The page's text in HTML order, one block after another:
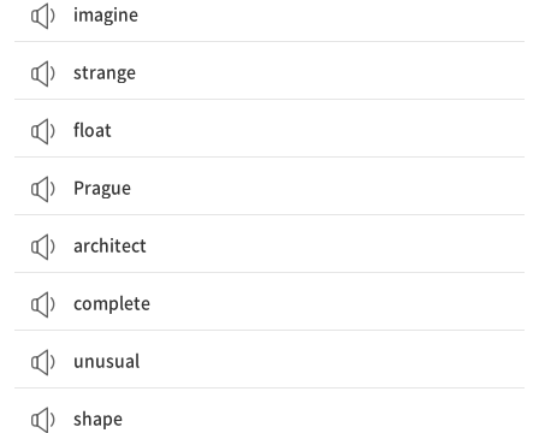
imagine
strange
float
Prague
architect
complete
unusual
shape